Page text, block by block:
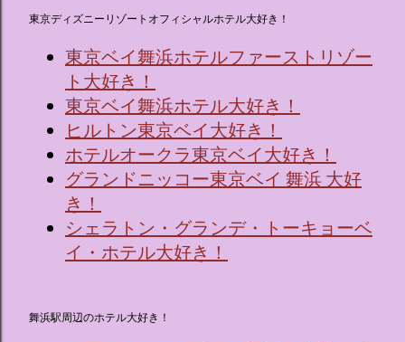
東京ディズニーリゾートオフィシャルホテル大好き！
東京ベイ舞浜ホテルファーストリゾー
ト大好き！
東京ベイ舞浜ホテル大好き！
ヒルトン東京ベイ大好き！
ホテルオークラ東京ベイ大好き！
グランドニッコー東京ベイ 舞浜 大好
き！
シェラトン・グランデ・トーキョーベ
イ・ホテル大好き！
舞浜駅周辺のホテル大好き！